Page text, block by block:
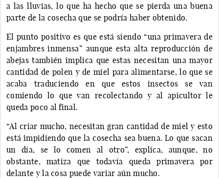
a las lluvias, lo que ha hecho que se pierda una buena
parte de la cosecha que se podría haber obtenido.
El punto positivo es que está siendo “una primavera de
enjambres inmensa” aunque esta alta reproducción de
abejas también implica que estas necesitan una mayor
cantidad de polen y de miel para alimentarse, lo que se
acaba traduciendo en que estos insectos se van
comiendo lo que van recolectando y al apicultor le
queda poco al final.
“Al criar mucho, necesitan gran cantidad de miel y esto
está impidiendo que la cosecha sea buena. Lo que sacan
un día, se lo comen al otro”, explica, aunque, no
obstante, matiza que todavía queda primavera por
delante y la cosa puede variar aún mucho.